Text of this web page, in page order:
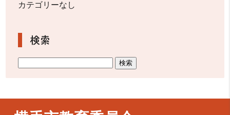
カテゴリーなし
検索